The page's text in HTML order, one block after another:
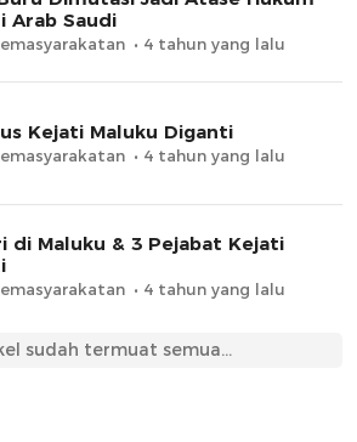
Arab Saudi
4 tahun yang lalu
Kejati Maluku Diganti
4 tahun yang lalu
di Maluku & 3 Pejabat Kejati
4 tahun yang lalu
sudah termuat semua...